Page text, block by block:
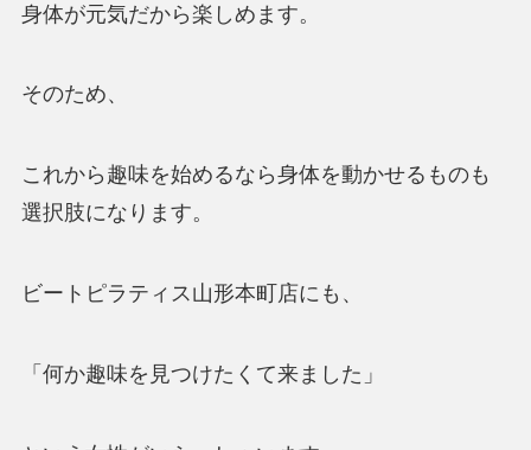
身体が元気だから楽しめます。
そのため、
これから趣味を始めるなら身体を動かせるものも
選択肢になります。
ビートピラティス山形本町店にも、
「何か趣味を見つけたくて来ました」